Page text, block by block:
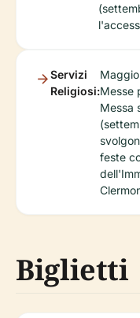
Servizi
Religiosi:Messe
Messa
feste
Biglietti